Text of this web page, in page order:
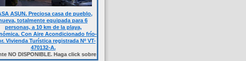
ASUN. Preciosa casa de pueblo,
totalmente equipada para 6
personas, a 10 km de la playa,
Con Aire Acondicionado frío-
Vivienda Turística registrada Nº VT-
470132-A.
Haga click sobre la foto.